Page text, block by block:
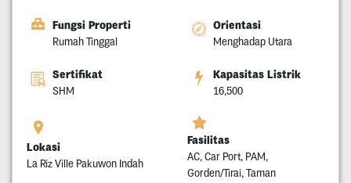
Fungsi Properti
Rumah Tinggal
Orientasi
Menghadap Utara
Sertifikat
SHM
Kapasitas Listrik
16,500
Lokasi
La Riz Ville Pakuwon Indah
Fasilitas
AC, Car Port, PAM,
Gorden/Tirai, Taman